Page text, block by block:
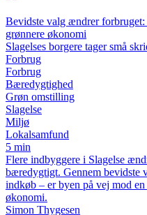
Bevidste valg ændrer
grønnere økonomi
Slagelses borgere tager små
Forbrug
Forbrug
Bæredygtighed
Grøn omstilling
Slagelse
Miljø
Lokalsamfund
5 min
Flere indbyggere i Slagelse
bæredygtigt. Gennem bevidste
indkøb – er byen på vej mod
økonomi.
Simon Thygesen